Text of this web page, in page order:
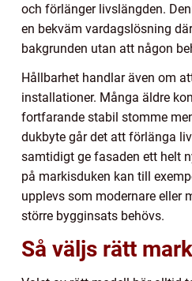
och förlänger livslängden.
en bekväm vardagslösning
bakgrunden utan att någon
Hållbarhet handlar även om
installationer. Många äldre
fortfarande stabil stomme
dukbyte går det att förlänga
samtidigt ge fasaden ett helt
på markisduken kan till
upplevs som modernare eller
större bygginsats behövs.
Så väljs rätt